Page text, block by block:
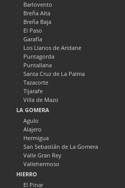
Barlovento
Breña Alta
Breña Baja
El Paso
Garafía
Los Llanos de Aridane
Puntagorda
Puntallana
Santa Cruz de La Palma
Tazacorte
Tijarafe
Villa de Mazo
LA GOMERA
Agulo
Alajero
Hermigua
San Sebastián de La Gomera
Valle Gran Rey
Vallehermoso
HIERRO
El Pinar